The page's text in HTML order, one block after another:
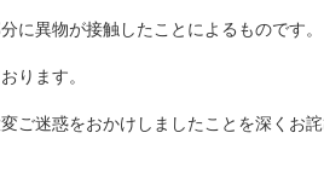
に異物が接触したことによるものです。
ります。
ご迷惑をおかけしましたことを深くお詫